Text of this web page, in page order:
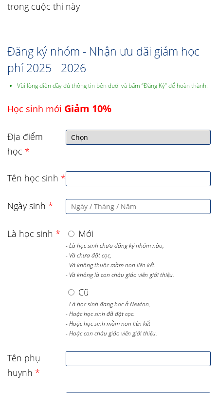
trong cuộc thi này
Đăng ký nhóm - Nhận ưu đãi giảm học
phí 2025 - 2026
Vùi lòng điền đầy đủ thông tin bên dưới và bấm “Đăng Ký” để hoàn thành.
Học sinh mới Giảm 10%
Địa điểm
học *
Tên học sinh *
Ngày sinh *
Là học sinh * Mới
- Là học sinh chưa đăng ký nhóm nào,
- Và chưa đặt cọc,
- Và không thuộc mầm non liên kết.
- Và không là con cháu giáo viên giới thiệu.
Cũ
- Là học sinh đang học ở Newton,
- Hoặc học sinh đã đặt cọc.
- Hoặc học sinh mầm non liên kết
- Hoặc con cháu giáo viên giới thiệu.
Tên phụ
huynh *